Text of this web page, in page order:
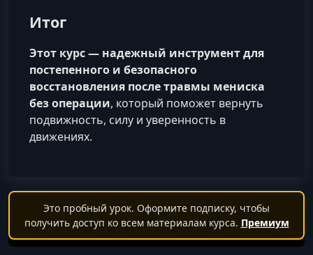
Итог
Этот курс — надежный инструмент для
постепенного и безопасного
восстановления после травмы мениска
без операции, который поможет вернуть
подвижность, силу и уверенность в
движениях.
Это пробный урок. Оформите подписку, чтобы
получить доступ ко всем материалам курса. Премиум